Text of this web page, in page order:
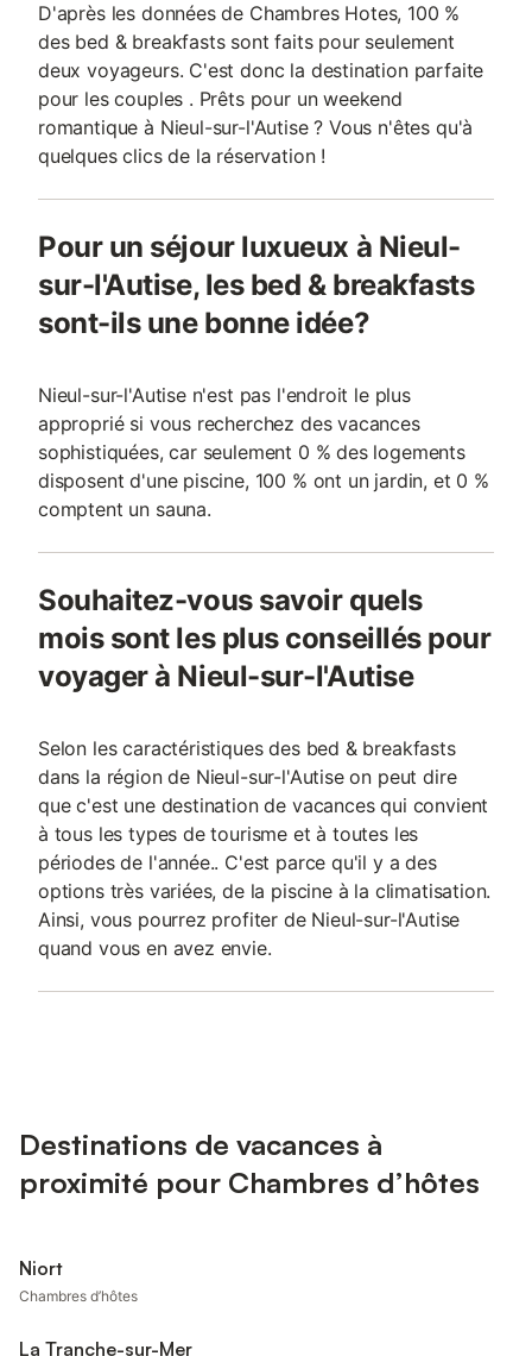
D'après les données de Chambres Hotes, 100 %
des bed & breakfasts sont faits pour seulement
deux voyageurs. C'est donc la destination parfaite
pour les couples . Prêts pour un weekend
romantique à Nieul-sur-l'Autise ? Vous n'êtes qu'à
quelques clics de la réservation !
Pour un séjour luxueux à Nieul-
sur-l'Autise, les bed & breakfasts
sont-ils une bonne idée?
Nieul-sur-l'Autise n'est pas l'endroit le plus
approprié si vous recherchez des vacances
sophistiquées, car seulement 0 % des logements
disposent d'une piscine, 100 % ont un jardin, et 0 %
comptent un sauna.
Souhaitez-vous savoir quels
mois sont les plus conseillés pour
voyager à Nieul-sur-l'Autise
Selon les caractéristiques des bed & breakfasts
dans la région de Nieul-sur-l'Autise on peut dire
que c'est une destination de vacances qui convient
à tous les types de tourisme et à toutes les
périodes de l'année.. C'est parce qu'il y a des
options très variées, de la piscine à la climatisation.
Ainsi, vous pourrez profiter de Nieul-sur-l'Autise
quand vous en avez envie.
Destinations de vacances à
proximité pour Chambres d’hôtes
Niort
Chambres d’hôtes
La Tranche-sur-Mer